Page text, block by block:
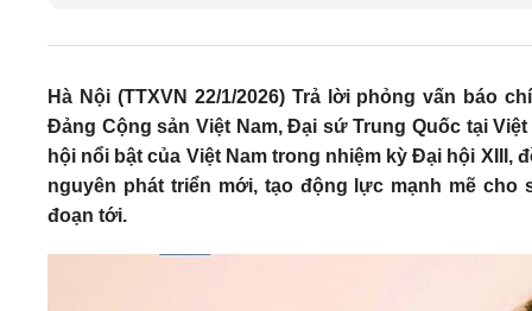
Hà Nội (TTXVN 22/1/2026) Trả lời phỏng vấn báo
Đảng Cộng sản Việt Nam, Đại sứ Trung Quốc tại
hội nổi bật của Việt Nam trong nhiệm kỳ Đại hội
nguyên phát triển mới, tạo động lực mạnh mẽ
đoạn tới.